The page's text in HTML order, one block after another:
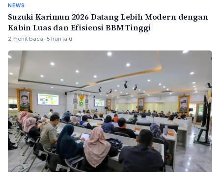
NEWS
Suzuki Karimun 2026 Datang Lebih Modern dengan
Kabin Luas dan Efisiensi BBM Tinggi
2 menit baca · 5 hari lalu